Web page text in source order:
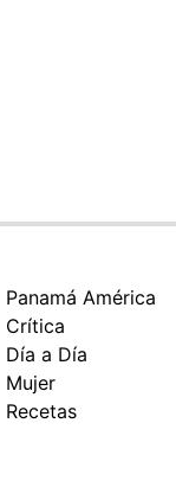
Panamá América
Crítica
Día a Día
Mujer
Recetas